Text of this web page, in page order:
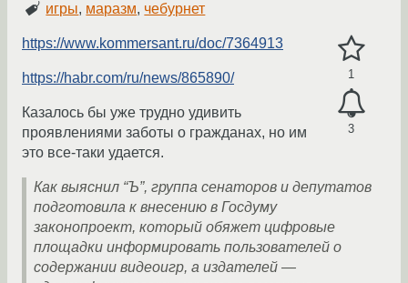
игры, маразм, чебурнет
1
3
https://www.kommersant.ru/doc/7364913
https://habr.com/ru/news/865890/
Казалось бы уже трудно удивить
проявлениями заботы о гражданах, но им
это все-таки удается.
Как выяснил “Ъ”, группа сенаторов и депутатов
подготовила к внесению в Госдуму
законопроект, который обяжет цифровые
площадки информировать пользователей о
содержании видеоигр, а издателей —